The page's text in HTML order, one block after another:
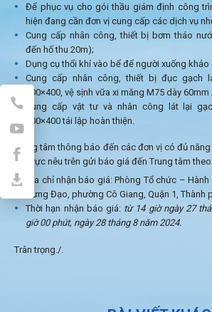
Để phục vụ cho gói thầu giám định công
hiện đang cần đơn vị cung cấp các dịch vụ
Cung cấp nhân công, thiết bị bơm tháo
đến hố thu 20m);
Dụng cụ thổi khí vào bể để người xuống khảo
Cung cấp nhân công, thiết bị đục gạch
400×400, vệ sịnh vữa xi măng M75 dày 60mm ;
Cung cấp vật tư và nhân công lát lại
400×400 tái lập hoàn thiện.
Trung tâm thông báo đến các đơn vị có đủ
lĩnh vực nêu trên gửi báo giá đến Trung tâm
Địa chỉ nhận báo giá: Phòng Tổ chức – Hành
Hưng Đạo, phường Cô Giang, Quận 1, Thành
Thời hạn nhận báo giá: từ 14 giờ ngày 27
giờ 00 phút, ngày 28 tháng 8 năm 2024.
Trân trọng./.